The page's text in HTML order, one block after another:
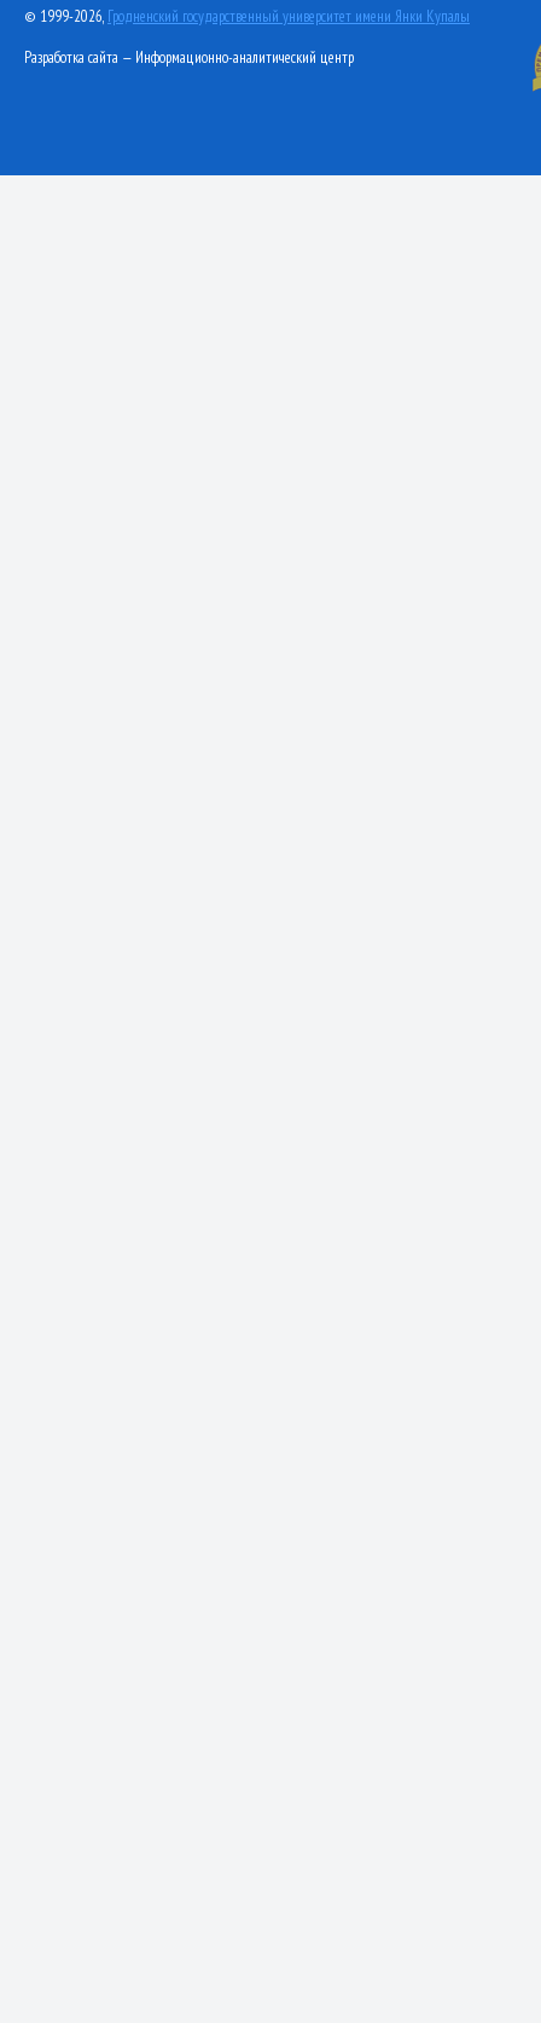
© 1999-2026, Гродненский государственный университет имени Янки Купалы
Разработка сайта — Информационно-аналитический центр